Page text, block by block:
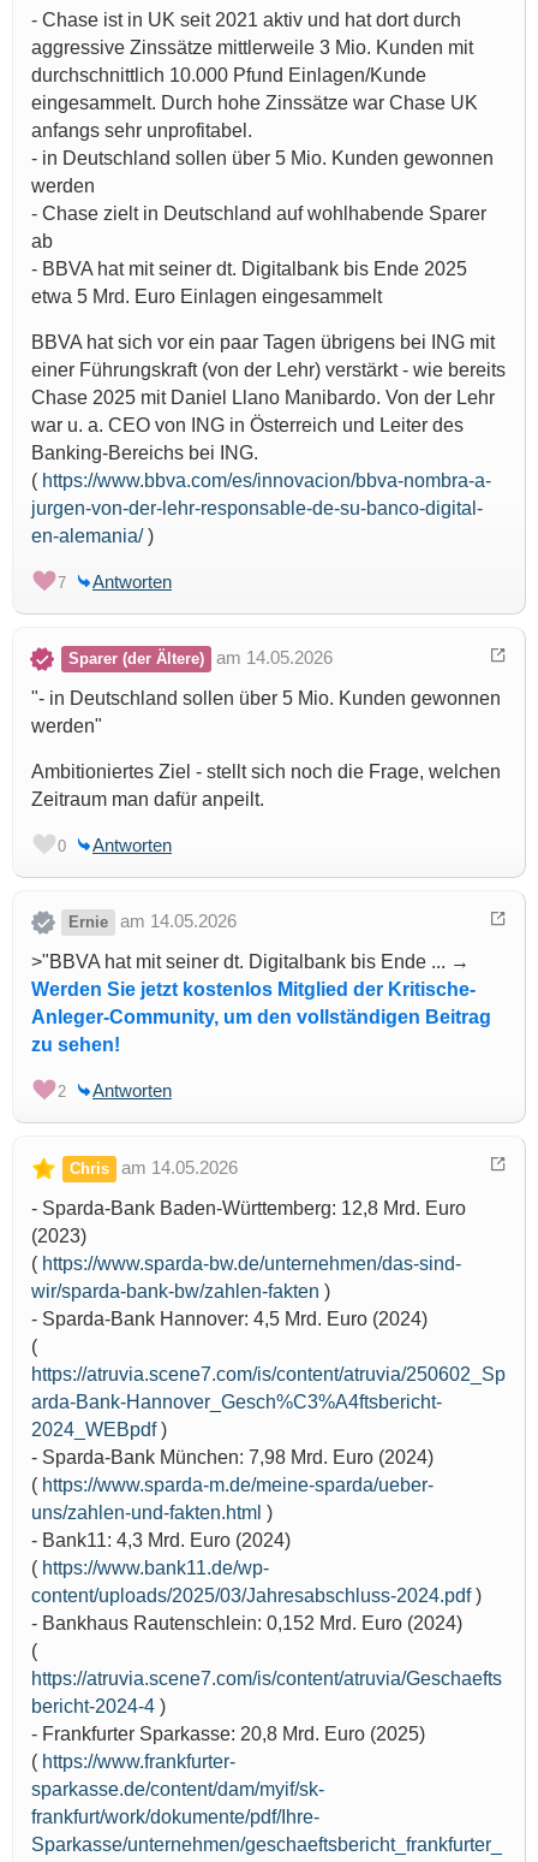
- Chase ist in UK seit 2021 aktiv und hat dort durch
aggressive Zinssätze mittlerweile 3 Mio. Kunden mit
durchschnittlich 10.000 Pfund Einlagen/Kunde
eingesammelt. Durch hohe Zinssätze war Chase UK
anfangs sehr unprofitabel.
- in Deutschland sollen über 5 Mio. Kunden gewonnen
werden
- Chase zielt in Deutschland auf wohlhabende Sparer
ab
- BBVA hat mit seiner dt. Digitalbank bis Ende 2025
etwa 5 Mrd. Euro Einlagen eingesammelt
BBVA hat sich vor ein paar Tagen übrigens bei ING mit
einer Führungskraft (von der Lehr) verstärkt - wie bereits
Chase 2025 mit Daniel Llano Manibardo. Von der Lehr
war u. a. CEO von ING in Österreich und Leiter des
Banking-Bereichs bei ING.
( https://www.bbva.com/es/innovacion/bbva-nombra-a-
jurgen-von-der-lehr-responsable-de-su-banco-digital-
en-alemania/ )
7 Antworten
Sparer (der Ältere)
am 14.05.2026
"- in Deutschland sollen über 5 Mio. Kunden gewonnen
werden"
Ambitioniertes Ziel - stellt sich noch die Frage, welchen
Zeitraum man dafür anpeilt.
0 Antworten
Ernie
am 14.05.2026
>"BBVA hat mit seiner dt. Digitalbank bis Ende ... →
Werden Sie jetzt kostenlos Mitglied der Kritische-
Anleger-Community, um den vollständigen Beitrag
zu sehen!
2 Antworten
Chris
am 14.05.2026
- Sparda-Bank Baden-Württemberg: 12,8 Mrd. Euro
(2023)
( https://www.sparda-bw.de/unternehmen/das-sind-
wir/sparda-bank-bw/zahlen-fakten )
- Sparda-Bank Hannover: 4,5 Mrd. Euro (2024)
(
https://atruvia.scene7.com/is/content/atruvia/250602_Sp
arda-Bank-Hannover_Gesch%C3%A4ftsbericht-
2024_WEBpdf)
- Sparda-Bank München: 7,98 Mrd. Euro (2024)
( https://www.sparda-m.de/meine-sparda/ueber-
uns/zahlen-und-fakten.html )
- Bank11: 4,3 Mrd. Euro (2024)
( https://www.bank11.de/wp-
content/uploads/2025/03/Jahresabschluss-2024.pdf)
- Bankhaus Rautenschlein: 0,152 Mrd. Euro (2024)
(
https://atruvia.scene7.com/is/content/atruvia/Geschaefts
bericht-2024-4 )
- Frankfurter Sparkasse: 20,8 Mrd. Euro (2025)
( https://www.frankfurter-
sparkasse.de/content/dam/myif/sk-
frankfurt/work/dokumente/pdf/Ihre-
Sparkasse/unternehmen/geschaeftsbericht_frankfurter_